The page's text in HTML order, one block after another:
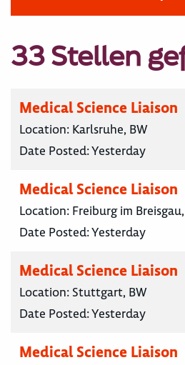
33 Stellen
Medical Science Liaison
Location: Karlsruhe, BW
Date Posted:Yesterday
Medical Science Liaison
Location: Freiburg im
Date Posted:Yesterday
Medical Science Liaison
Location: Stuttgart, BW
Date Posted:Yesterday
Medical Science Liaison